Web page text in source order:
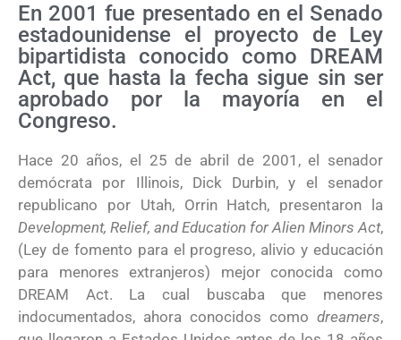
En 2001 fue presentado en el Senado
estadounidense el proyecto de Ley
bipartidista conocido como DREAM
Act, que hasta la fecha sigue sin ser
aprobado por la mayoría en el
Congreso.
Hace 20 años, el 25 de abril de 2001, el senador
demócrata por Illinois, Dick Durbin, y el senador
republicano por Utah, Orrin Hatch, presentaron la
Development, Relief, and Education for Alien Minors Act,
(Ley de fomento para el progreso, alivio y educación
para menores extranjeros) mejor conocida como
DREAM Act. La cual buscaba que menores
indocumentados, ahora conocidos como dreamers,